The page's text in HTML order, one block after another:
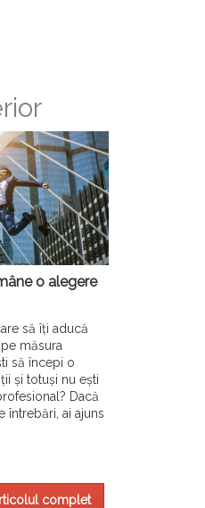
o alegere
să îți aducă
măsura
să începi o
și totuși nu ești
Dacă
întrebări, ai ajuns
complet